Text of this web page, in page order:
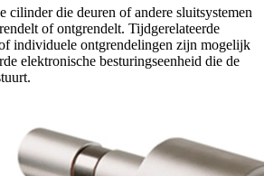
cilinder die deuren of andere sluitsystemen
of ontgrendelt. Tijdgerelateerde
individuele ontgrendelingen zijn mogelijk
elektronische besturingseenheid die de